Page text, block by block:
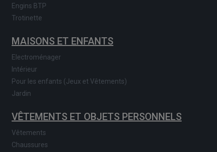
Engins BTP
Trotinette
MAISONS ET ENFANTS
Electroménager
Intérieur
Pour les enfants (Jeux et Vêtements)
Jardin
VÊTEMENTS ET OBJETS PERSONNELS
Vêtements
Chaussures